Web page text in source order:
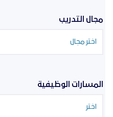
مجال التدريب
المسارات الوظيفية